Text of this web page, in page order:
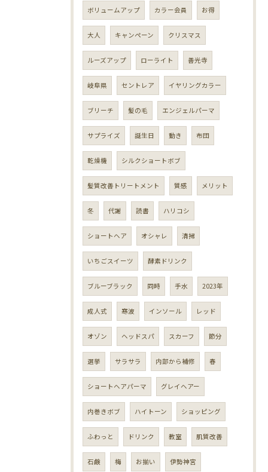
ボリュームアップ カラー会員 お得
大人 キャンペーン クリスマス
ルーズアップ ローライト 善光寺
岐阜県 セントレア イヤリングカラー
ブリーチ 髪の毛 エンジェルパーマ
サプライズ 誕生日 動き 布団
乾燥機 シルクショートボブ
髪質改善トリートメント 質感 メリット
冬 代謝 読書 ハリコシ
ショートヘア オシャレ 清掃
いちごスイーツ 酵素ドリンク
ブルーブラック 同時 手水 2023年
成人式 寒波 インソール レッド
オゾン ヘッドスパ スカーフ 節分
選挙 サラサラ 内部から補修 春
ショートヘアパーマ グレイヘアー
内巻きボブ ハイトーン ショッピング
ふわっと ドリンク 教室 肌質改善
石鹸 梅 お揃い 伊勢神宮